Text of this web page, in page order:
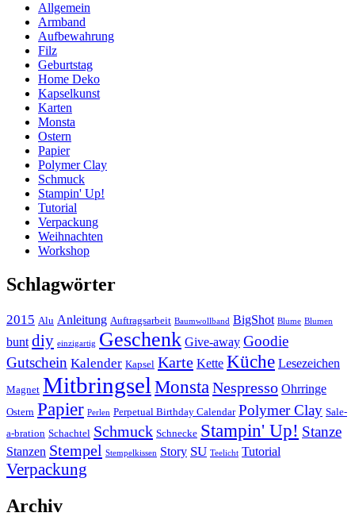
Allgemein
Armband
Aufbewahrung
Filz
Geburtstag
Home Deko
Kapselkunst
Karten
Monsta
Ostern
Papier
Polymer Clay
Schmuck
Stampin' Up!
Tutorial
Verpackung
Weihnachten
Workshop
Schlagwörter
2015 Alu Anleitung Auftragsarbeit Baumwollband BigShot Blume Blumen
bunt diy einzigartig Geschenk Give-away Goodie
Gutschein Kalender Kapsel Karte Kette Küche Lesezeichen
Magnet Mitbringsel MonstaNespresso Ohrringe
Ostern Papier Perlen Perpetual Birthday Calendar Polymer Clay Sale-
a-bration Schachtel Schmuck Schnecke Stampin' Up! Stanze
Stanzen Stempel Stempelkissen Story SU Teelicht Tutorial
Verpackung
Archiv